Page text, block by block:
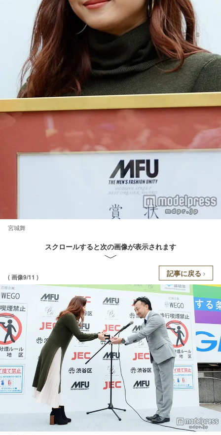
宮城舞
スクロールすると次の画像が表示されます
( 画像9/11 ) 記事に戻る